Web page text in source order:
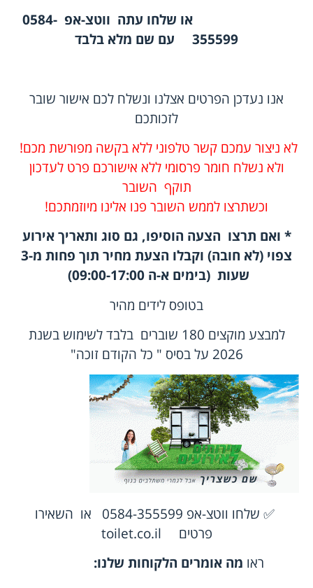
או שלחו עתה ווטצ-אפ 0584-
355599
עם שם מלא בלבד
אנו נעדכן הפרטים אצלנו ונשלח לכם אישור שובר
לזכותכם
לא ניצור עמכם קשר טלפוני ללא בקשה מפורשת מכם!
ולא נשלח חומר פרסומי ללא אישורכם פרט לעדכון
תוקף השובר
וכשתרצו לממש השובר פנו אלינו מיוזמתכם!
* ואם תרצו הצעה הוסיפו, גם סוג ותאריך אירוע
צפוי (לא חובה) וקבלו הצעת מחיר תוך פחות מ-3
שעות (בימים א-ה 09:00-17:00)
בטופס לידים מהיר
למבצע מוקצים 180 שוברים בלבד לשימוש בשנת
2026 על בסיס " כל הקודם זוכה"
✅ שלחו ווטצ-אפ 0584-355599 או השאירו
פרטים
toilet.co.il
ראו מה אומרים הלקוחות שלנו: